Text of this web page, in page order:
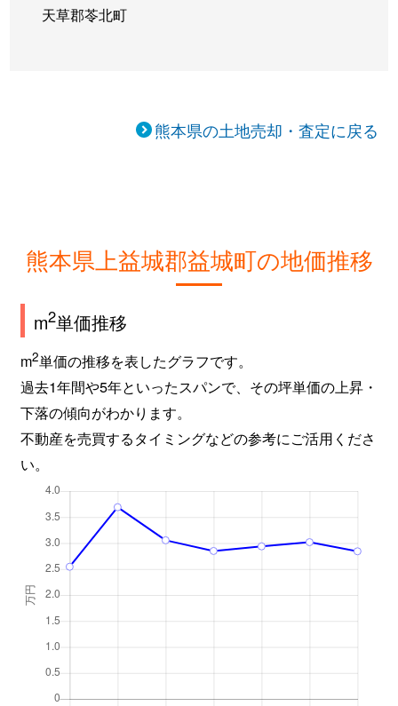
天草郡苓北町
熊本県の土地売却・査定に戻る
熊本県上益城郡益城町の地価推移
m2単価推移
m2単価の推移を表したグラフです。
過去1年間や5年といったスパンで、その坪単価の上昇・
下落の傾向がわかります。
不動産を売買するタイミングなどの参考にご活用くださ
い。